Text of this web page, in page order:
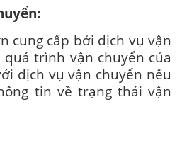
cung cấp bởi dịch vụ vận
trình vận chuyển của
dịch vụ vận chuyển nếu
tin về trạng thái vận